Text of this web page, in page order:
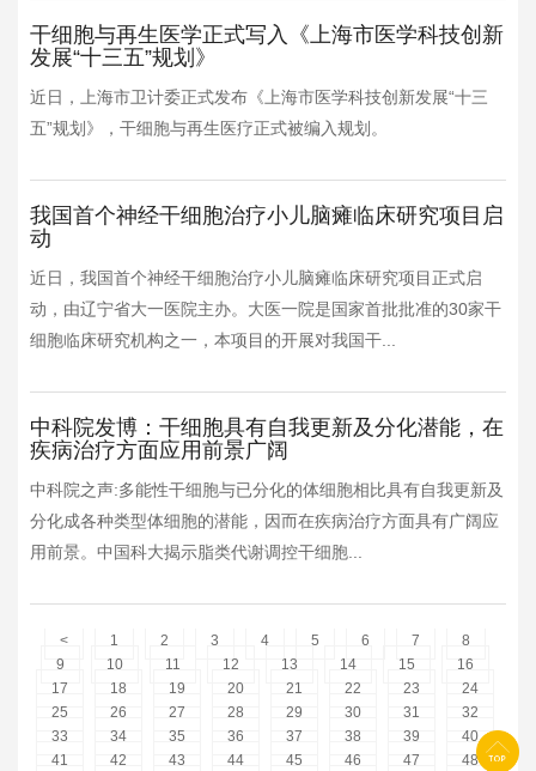
干细胞与再生医学正式写入《上海市医学科技创新
发展“十三五”规划》
近日，上海市卫计委正式发布《上海市医学科技创新发展“十三
五”规划》，干细胞与再生医疗正式被编入规划。
我国首个神经干细胞治疗小儿脑瘫临床研究项目启
动
近日，我国首个神经干细胞治疗小儿脑瘫临床研究项目正式启
动，由辽宁省大一医院主办。大医一院是国家首批批准的30家干
细胞临床研究机构之一，本项目的开展对我国干...
中科院发博：干细胞具有自我更新及分化潜能，在
疾病治疗方面应用前景广阔
中科院之声:多能性干细胞与已分化的体细胞相比具有自我更新及
分化成各种类型体细胞的潜能，因而在疾病治疗方面具有广阔应
用前景。中国科大揭示脂类代谢调控干细胞...
< 1 2 3 4 5 6 7
8
9
10 11 12 13 14 15
16
17
18 19 20 21 22 23
24
25
26 27 28 29 30 31
32
33
34 35 36 37 38 39
40
41
42 43 44 45 46 47 48